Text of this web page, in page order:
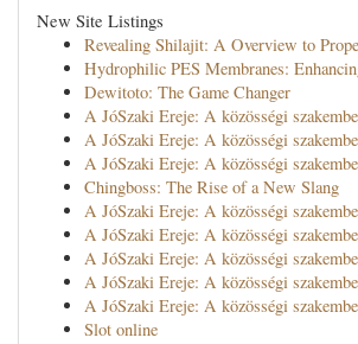
New Site Listings
Revealing Shilajit: A Overview to
Hydrophilic PES Membranes:
Dewitoto: The Game Changer
A JóSzaki Ereje: A közösségi
A JóSzaki Ereje: A közösségi
A JóSzaki Ereje: A közösségi
Chingboss: The Rise of a New Slang
A JóSzaki Ereje: A közösségi
A JóSzaki Ereje: A közösségi
A JóSzaki Ereje: A közösségi
A JóSzaki Ereje: A közösségi
A JóSzaki Ereje: A közösségi
Slot online